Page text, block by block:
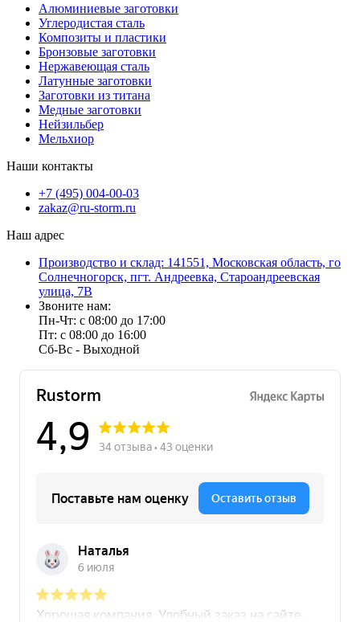
Алюминиевые заготовки
Углеродистая сталь
Композиты и пластики
Бронзовые заготовки
Нержавеющая сталь
Латунные заготовки
Заготовки из титана
Медные заготовки
Нейзильбер
Мельхиор
Наши контакты
+7 (495) 004-00-03
zakaz@ru-storm.ru
Наш адрес
Производство и склад: 141551, Московская область, го
Солнечногорск, пгт. Андреевка, Староандреевская
улица, 7В
Звоните нам:
Пн-Чт: с 08:00 до 17:00
Пт: с 08:00 до 16:00
Сб-Вс - Выходной